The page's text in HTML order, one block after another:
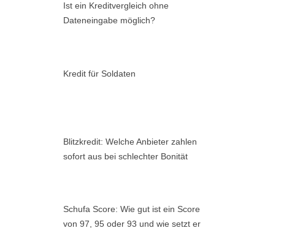
Ist ein Kreditvergleich ohne
Dateneingabe möglich?
Kredit für Soldaten
Blitzkredit: Welche Anbieter zahlen
sofort aus bei schlechter Bonität
Schufa Score: Wie gut ist ein Score
von 97, 95 oder 93 und wie setzt er